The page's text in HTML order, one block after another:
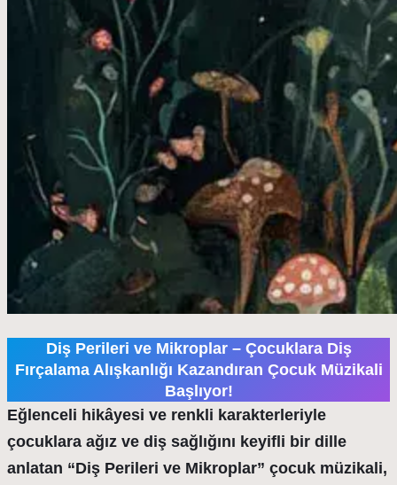
Diş Perileri ve Mikroplar – Çocuklara Diş
Fırçalama Alışkanlığı Kazandıran Çocuk Müzikali
Başlıyor!
Eğlenceli hikâyesi ve renkli karakterleriyle
çocuklara ağız ve diş sağlığını keyifli bir dille
anlatan “Diş Perileri ve Mikroplar” çocuk müzikali,